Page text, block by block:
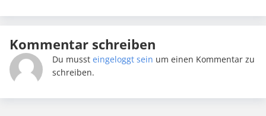
Kommentar schreiben
Du musst eingeloggt sein um einen Kommentar zu
schreiben.